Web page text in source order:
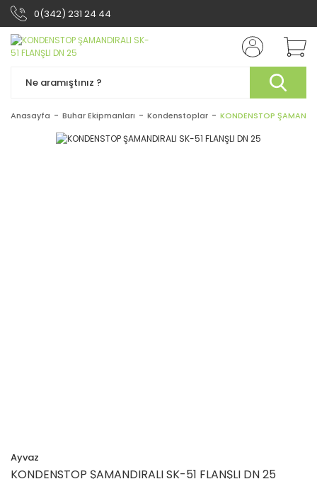
0(342) 231 24 44
Anasayfa Buhar Ekipmanları Kondenstoplar KONDENSTOP
Ayvaz
KONDENSTOP ŞAMANDIRALI SK-51 FLANŞLI DN 25